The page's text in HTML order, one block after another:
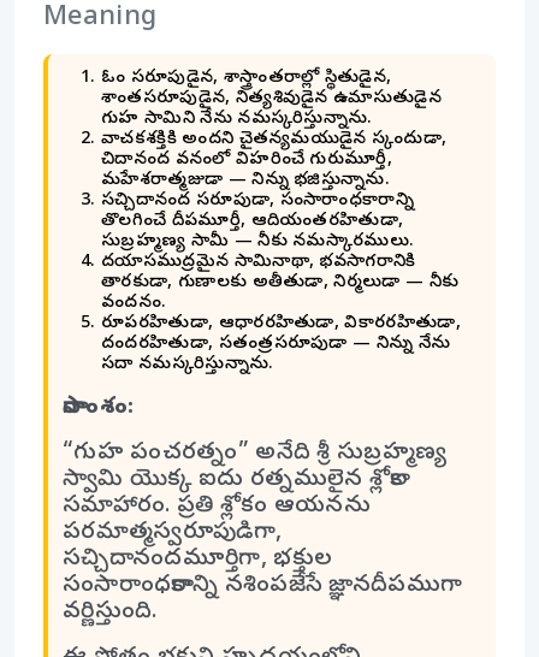
Meaning
ఓం స్వరూపుడైన, శాస్త్రాంతరాల్లో స్థితుడైన,
శాంతస్వరూపుడైన, నిత్యశివుడైన ఉమాసుతుడైన
గుహ స్వామిని నేను నమస్కరిస్తున్నాను.
వాచకశక్తికి అందని చైతన్యమయుడైన స్కందుడా,
చిదానంద వనంలో విహరించే గురుమూర్తీ,
మహేశ్వరాత్మజుడా — నిన్ను భజిస్తున్నాను.
సచ్చిదానంద స్వరూపుడా, సంసారాంధకారాన్ని
తొలగించే దీపమూర్తీ, ఆదియంతరహితుడా,
సుబ్రహ్మణ్య స్వామీ — నీకు నమస్కారములు.
దయాసముద్రమైన స్వామినాథా, భవసాగరానికి
తారకుడా, గుణాలకు అతీతుడా, నిర్మలుడా — నీకు
వందనం.
రూపరహితుడా, ఆధారరహితుడా, వికారరహితుడా,
ద్వంద్వరహితుడా, స్వతంత్రస్వరూపుడా — నిన్ను నేను
సదా నమస్కరిస్తున్నాను.
సారాంశం:
“గుహ పంచరత్నం” అనేది శ్రీ సుబ్రహ్మణ్య
స్వామి యొక్క ఐదు రత్నములైన శ్లోకాల
సమాహారం. ప్రతి శ్లోకం ఆయనను
పరమాత్మస్వరూపుడిగా,
సచ్చిదానందమూర్తిగా, భక్తుల
సంసారాంధకారాన్ని నశింపజేసే జ్ఞానదీపముగా
వర్ణిస్తుంది.